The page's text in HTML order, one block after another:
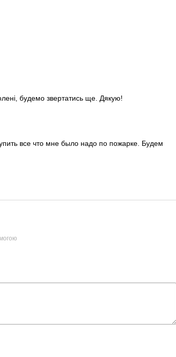
будемо звертатись ще. Дякую!
все что мне было надо по пожарке. Будем